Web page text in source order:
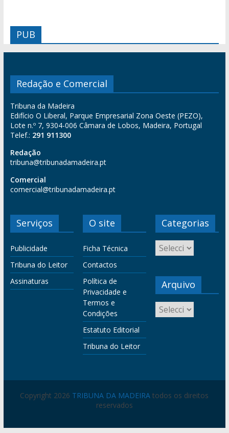
PUB
Redação e Comercial
Tribuna da Madeira
Edifício O Liberal, Parque Empresarial Zona Oeste (PEZO),
Lote n.º 7, 9304-006 Câmara de Lobos, Madeira, Portugal
Telef.: 291 911300
Redação
tribuna@tribunadamadeira.pt
Comercial
comercial@tribunadamadeira.pt
Serviços
Publicidade
Tribuna do Leitor
Assinaturas
O site
Ficha Técnica
Contactos
Política de
Privacidade e
Termos e
Condições
Estatuto Editorial
Tribuna do Leitor
Categorias
Arquivo
Copyright 2026 TRIBUNA DA MADEIRA todos os direitos
reservados